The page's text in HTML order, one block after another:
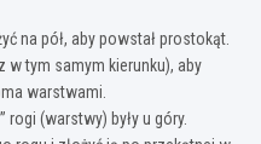
na pół, aby powstał prostokąt.
w tym samym kierunku), aby
warstwami.
rogi (warstwy) były u góry.